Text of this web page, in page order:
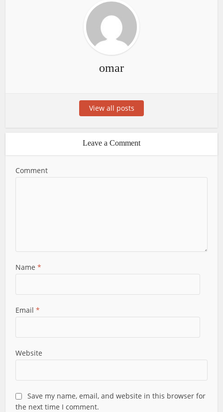
omar
View all posts
Leave a Comment
Comment
Name*
Email*
Website
Save my name, email, and website in this browser for
the next time I comment.